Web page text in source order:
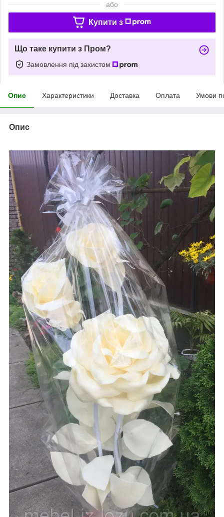
або
Купити з
Що таке купити з Пром?
Замовлення під захистом
Опис Характеристики Доставка Оплата Умови
Опис